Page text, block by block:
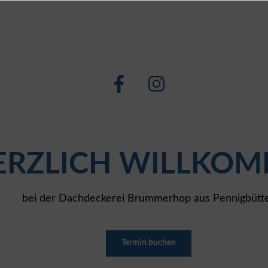
bei der Dachdeckerei Brummerhop aus
Termin buchen